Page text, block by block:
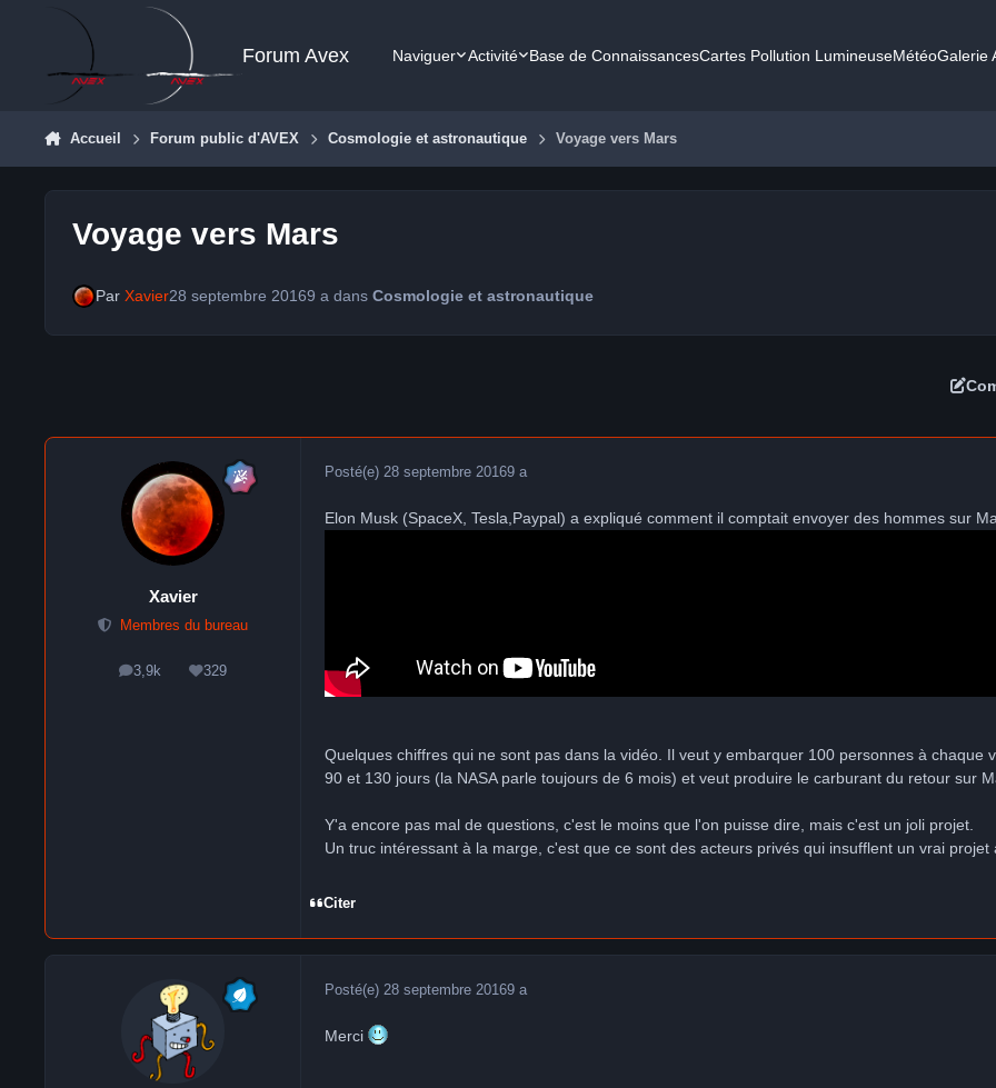
Aller au contenu
Forum Avex Naviguer Activité Base de ConnaissancesCartes Pollution LumineuseMétéoGalerie
Accueil Forum public d'AVEX Cosmologie et astronautique Voyage vers Mars
Voyage vers Mars
Par Xavier28 septembre 20169 adans Cosmologie et astronautique
Xavier
Membres du bureau
3,9k
messages329
Réputation
Posté(e) 28 septembre 20169 a
Elon Musk (SpaceX, Tesla,Paypal) a expliqué comment il comptait envoyer des hommes sur
Quelques chiffres qui ne sont pas dans la vidéo. Il veut y embarquer 100 personnes à chaque
90 et 130 jours (la NASA parle toujours de 6 mois) et veut produire le carburant du retour sur
Y'a encore pas mal de questions, c'est le moins que l'on puisse dire, mais c'est un joli projet.
Un truc intéressant à la marge, c'est que ce sont des acteurs privés qui insufflent un vrai projet
Citer
Posté(e) 28 septembre 20169 a
Merci